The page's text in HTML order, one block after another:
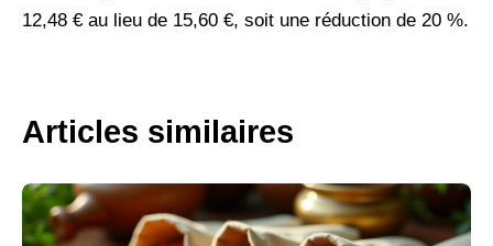
12,48 € au lieu de 15,60 €, soit une réduction de 20 %.
Articles similaires